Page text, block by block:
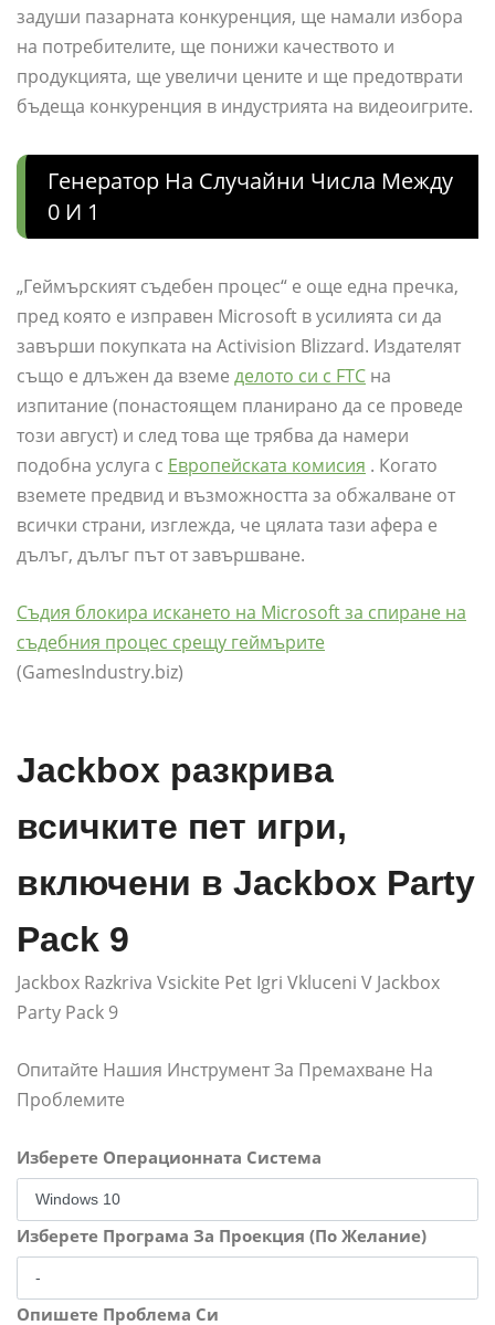
задуши пазарната конкуренция, ще намали избора
на потребителите, ще понижи качеството и
продукцията, ще увеличи цените и ще предотврати
бъдеща конкуренция в индустрията на видеоигрите.
Генератор На Случайни Числа Между
0 И 1
„Геймърският съдебен процес“ е още една пречка,
пред която е изправен Microsoft в усилията си да
завърши покупката на Activision Blizzard. Издателят
също е длъжен да вземе делото си с FTC на
изпитание (понастоящем планирано да се проведе
този август) и след това ще трябва да намери
подобна услуга с Европейската комисия . Когато
вземете предвид и възможността за обжалване от
всички страни, изглежда, че цялата тази афера е
дълъг, дълъг път от завършване.
Съдия блокира искането на Microsoft за спиране на
съдебния процес срещу геймърите
(GamesIndustry.biz)
Jackbox разкрива
всичките пет игри,
включени в Jackbox Party
Pack 9
Jackbox Razkriva Vsickite Pet Igri Vkluceni V Jackbox
Party Pack 9
Опитайте Нашия Инструмент За Премахване На
Проблемите
Изберете Операционната Система
Изберете Програма За Проекция (По Желание)
Опишете Проблема Си